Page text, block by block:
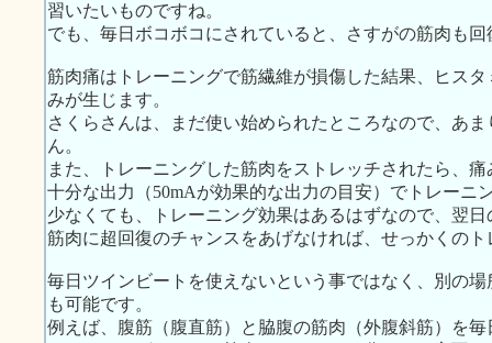
習いたいものですね。
でも、毎日ボコボコにされていると、さすがの筋肉も
筋肉痛はトレーニングで筋繊維が損傷した結果、ヒス
みが生じます。
さくらさんは、まだ使い始められたところなので、あ
ん。
また、トレーニングした筋肉をストレッチされたら、
十分な出力（50mAが効果的な出力の目安）でトレーニ
少なくても、トレーニング効果はあるはずなので、翌
筋肉に超回復のチャンスをあげなければ、せっかくの
毎日ツインビートを使えないという事ではなく、別の
も可能です。
例えば、腹筋（腹直筋）と脇腹の筋肉（外腹斜筋）を